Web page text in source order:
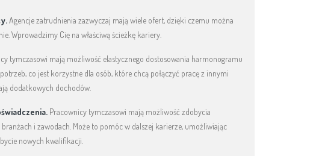
Agencje zatrudnienia zazwyczaj mają wiele ofert, dzięki czemu można
Wprowadzimy Cię na właściwą ścieżkę kariery.
tymczasowi mają możliwość elastycznego dostosowania harmonogramu
co jest korzystne dla osób, które chcą połączyć pracę z innymi
dodatkowych dochodów.
Pracownicy tymczasowi mają możliwość zdobycia
i zawodach. Może to pomóc w dalszej karierze, umożliwiając
nowych kwalifikacji.